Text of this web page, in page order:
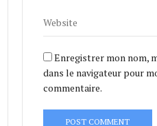
Enregistrer mon nom,
dans le navigateur pour
commentaire.